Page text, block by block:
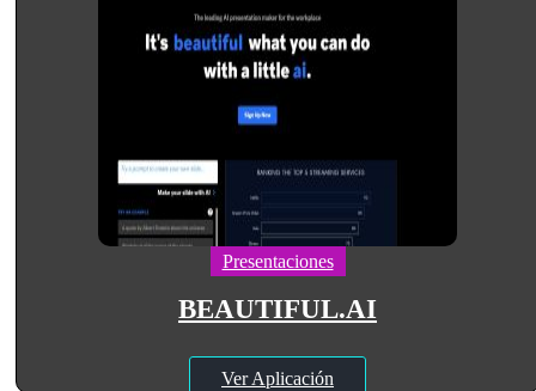
Presentaciones
BEAUTIFUL.AI
Ver Aplicación